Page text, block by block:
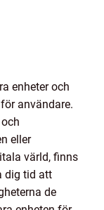
enheter och
användare.
eller
värld, finns
dig tid att
de